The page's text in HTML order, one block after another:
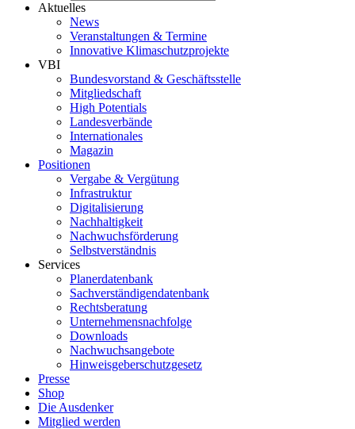
Aktuelles
News
Veranstaltungen & Termine
Innovative Klimaschutzprojekte
VBI
Bundesvorstand & Geschäftsstelle
Mitgliedschaft
High Potentials
Landesverbände
Internationales
Magazin
Positionen
Vergabe & Vergütung
Infrastruktur
Digitalisierung
Nachhaltigkeit
Nachwuchsförderung
Selbstverständnis
Services
Planerdatenbank
Sachverständigendatenbank
Rechtsberatung
Unternehmensnachfolge
Downloads
Nachwuchsangebote
Hinweisgeberschutzgesetz
Presse
Shop
Die Ausdenker
Mitglied werden